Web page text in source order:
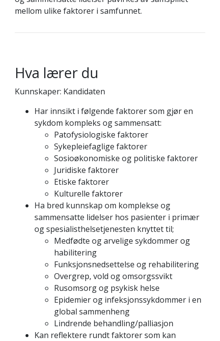
mellom ulike faktorer i samfunnet.
Hva lærer du
Kunnskaper: Kandidaten
Har innsikt i følgende faktorer som gjør en
sykdom kompleks og sammensatt:
Patofysiologiske faktorer
Sykepleiefaglige faktorer
Sosioøkonomiske og politiske faktorer
Juridiske faktorer
Etiske faktorer
Kulturelle faktorer
Ha bred kunnskap om komplekse og
sammensatte lidelser hos pasienter i primær
og spesialisthelsetjenesten knyttet til;
Medfødte og arvelige sykdommer og
habilitering
Funksjonsnedsettelse og rehabilitering
Overgrep, vold og omsorgssvikt
Rusomsorg og psykisk helse
Epidemier og infeksjonssykdommer i en
global sammenheng
Lindrende behandling/palliasjon
Kan reflektere rundt faktorer som kan